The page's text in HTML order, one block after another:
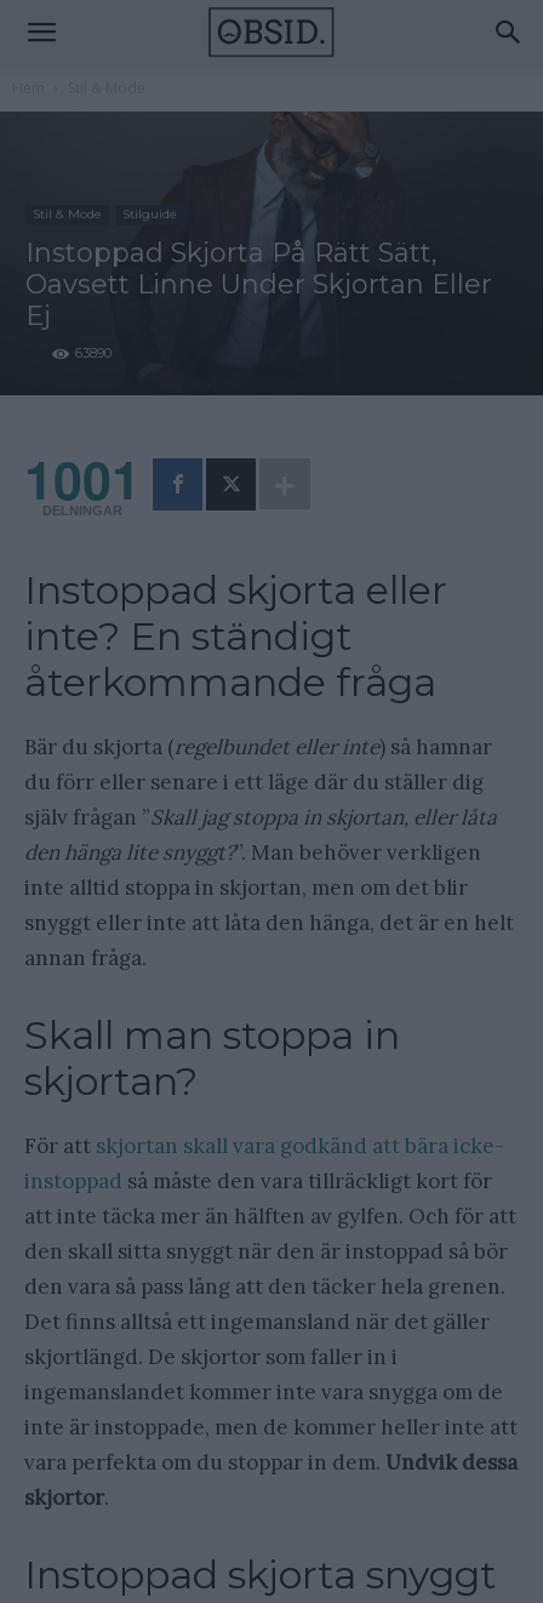
Stil & Mode Stilguide
Instoppad Skjorta På Rätt Sätt,
Oavsett Linne Under Skjortan Eller
Ej
63890
1001
DELNINGAR
Instoppad skjorta eller
inte? En ständigt
återkommande fråga
Bär du skjorta (regelbundet eller inte) så hamnar
du förr eller senare i ett läge där du ställer dig
själv frågan ”Skall jag stoppa in skjortan, eller låta
den hänga lite snyggt?”. Man behöver verkligen
inte alltid stoppa in skjortan, men om det blir
snyggt eller inte att låta den hänga, det är en helt
annan fråga.
Skall man stoppa in
skjortan?
För att skjortan skall vara godkänd att bära icke-
instoppad så måste den vara tillräckligt kort för
att inte täcka mer än hälften av gylfen. Och för att
den skall sitta snyggt när den är instoppad så bör
den vara så pass lång att den täcker hela grenen.
Det finns alltså ett ingemansland när det gäller
skjortlängd. De skjortor som faller in i
ingemanslandet kommer inte vara snygga om de
inte är instoppade, men de kommer heller inte att
vara perfekta om du stoppar in dem. Undvik dessa
skjortor.
Instoppad skjorta snyggt